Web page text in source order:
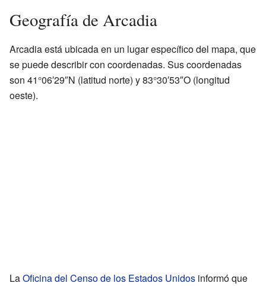
Geografía de Arcadia
Arcadia está ubicada en un lugar específico del mapa, que
se puede describir con coordenadas. Sus coordenadas
son 41°06′29″N (latitud norte) y 83°30′53″O (longitud
oeste).
LaOficina del Censo de los Estados Unidos informó que